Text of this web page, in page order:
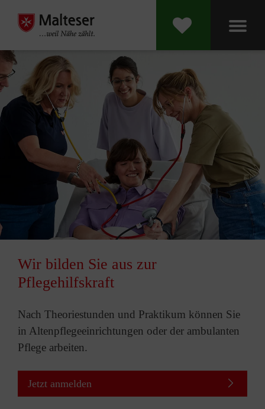
Wir bilden Sie aus zur
Pflegehilfskraft
Nach Theoriestunden und Praktikum können Sie
in Altenpflegeeinrichtungen oder der ambulanten
Pflege arbeiten.
Jetzt anmelden